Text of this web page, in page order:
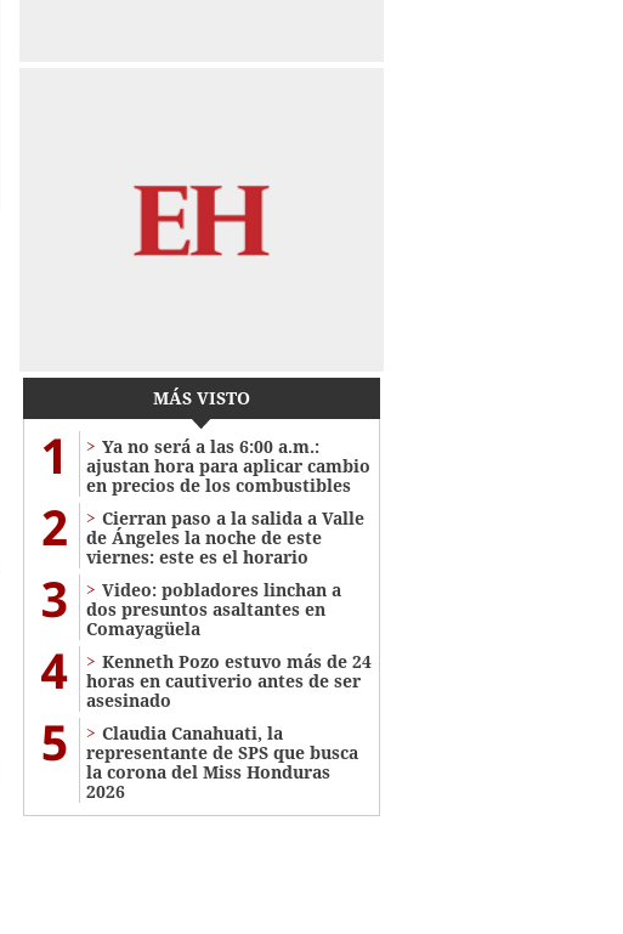
MÁS VISTO
1
Ya no será a las 6:00 a.m.:
ajustan hora para aplicar cambio
en precios de los combustibles
2
Cierran paso a la salida a Valle
de Ángeles la noche de este
viernes: este es el horario
3
Video: pobladores linchan a
dos presuntos asaltantes en
Comayagüela
4
Kenneth Pozo estuvo más de 24
horas en cautiverio antes de ser
asesinado
5
Claudia Canahuati, la
representante de SPS que busca
la corona del Miss Honduras
2026